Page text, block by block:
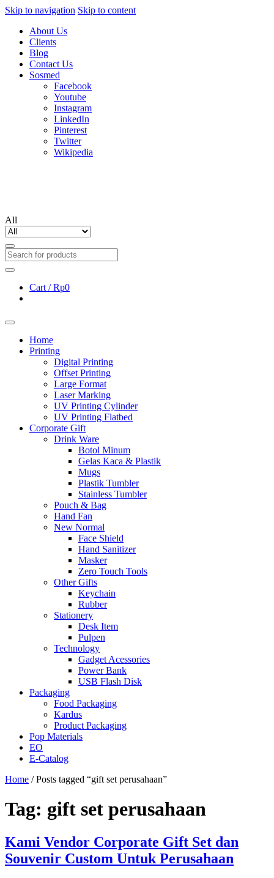
Skip to navigation Skip to content
About Us
Clients
Blog
Contact Us
Sosmed
Facebook
Youtube
Instagram
LinkedIn
Pinterest
Twitter
Wikipedia
All
Cart /Rp0
Home
Printing
Digital Printing
Offset Printing
Large Format
Laser Marking
UV Printing Cylinder
UV Printing Flatbed
Corporate Gift
Drink Ware
Botol Minum
Gelas Kaca & Plastik
Mugs
Plastik Tumbler
Stainless Tumbler
Pouch & Bag
Hand Fan
New Normal
Face Shield
Hand Sanitizer
Masker
Zero Touch Tools
Other Gifts
Keychain
Rubber
Stationery
Desk Item
Pulpen
Technology
Gadget Acessories
Power Bank
USB Flash Disk
Packaging
Food Packaging
Kardus
Product Packaging
Pop Materials
EO
E-Catalog
Home / Posts tagged “gift set perusahaan”
Tag: gift set perusahaan
Kami Vendor Corporate Gift Set dan
Souvenir Custom Untuk Perusahaan